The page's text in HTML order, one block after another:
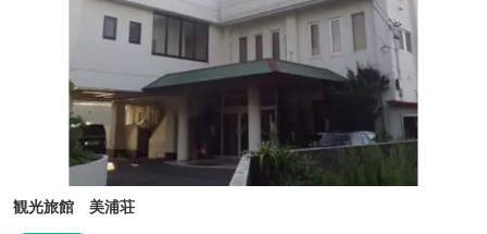
観光旅館 美浦荘